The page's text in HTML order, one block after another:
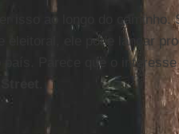
isso ao longo do caminho.
eleitoral, ele pode lançar
Parece que o